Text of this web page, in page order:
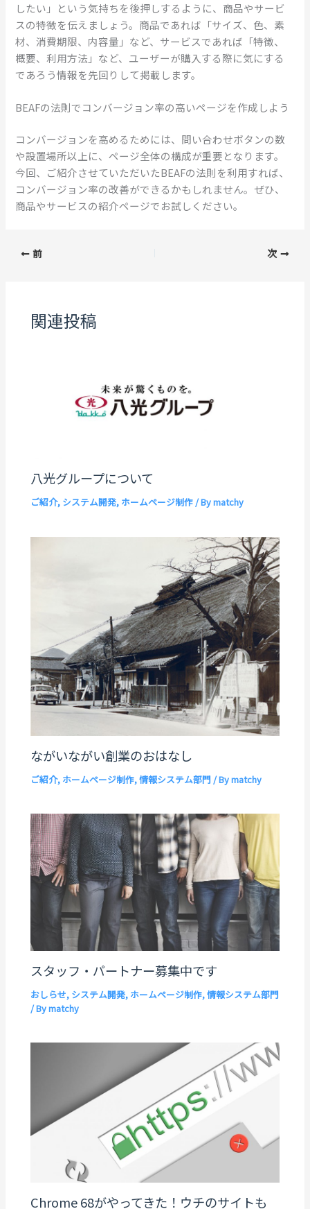
したい」という気持ちを後押しするように、商品やサービ
スの特徴を伝えましょう。商品であれば「サイズ、色、素
材、消費期限、内容量」など、サービスであれば「特徴、
概要、利用方法」など、ユーザーが購入する際に気にする
であろう情報を先回りして掲載します。
BEAFの法則でコンバージョン率の高いページを作成しよう
コンバージョンを高めるためには、問い合わせボタンの数
や設置場所以上に、ページ全体の構成が重要となります。
今回、ご紹介させていただいたBEAFの法則を利用すれば、
コンバージョン率の改善ができるかもしれません。ぜひ、
商品やサービスの紹介ページでお試しください。
前 次
関連投稿
八光グループについて
ご紹介, システム開発, ホームページ制作/ Bymatchy
ながいながい創業のおはなし
ご紹介, ホームページ制作,情報システム部門 / Bymatchy
スタッフ・パートナー募集中です
おしらせ, システム開発, ホームページ制作,情報システム部門
/ Bymatchy
Chrome 68がやってきた！ウチのサイトも